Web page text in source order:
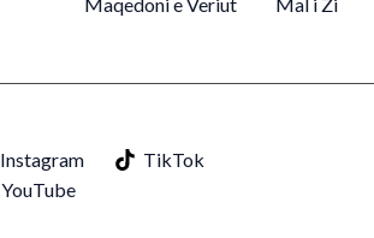
Instagram
TikTok
YouTube